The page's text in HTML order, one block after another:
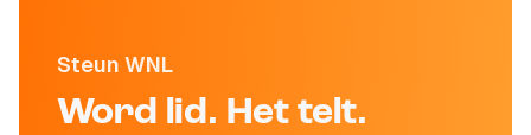
Steun WNL
Word lid. Het telt.